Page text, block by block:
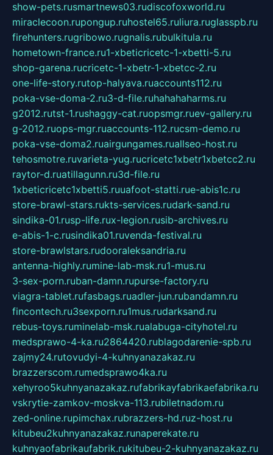
show-pets.rusmartnews03.rudiscofoxworld.ru
miraclecoon.rupongup.ruhostel65.ruliura.ruglasspb.ru
firehunters.rugribowo.rugnalis.rubulkitula.ru
hometown-france.ru1-xbeticricetc-1-xbetti-5.ru
shop-garena.rucricetc-1-xbetr-1-xbetcc-2.ru
one-life-story.rutop-halyava.ruaccounts112.ru
poka-vse-doma-2.ru3-d-file.ruhahahaharms.ru
g2012.rutst-1.rushaggy-cat.ruopsmgr.ruev-gallery.ru
g-2012.ruops-mgr.ruaccounts-112.rucsm-demo.ru
poka-vse-doma2.ruairgungames.ruallseo-host.ru
tehosmotre.ruvarieta-yug.rucricetc1xbetr1xbetcc2.ru
raytor-d.ruatillagunn.ru3d-file.ru
1xbeticricetc1xbetti5.ruuafoot-statti.rue-abis1c.ru
store-brawl-stars.rukts-services.rudark-sand.ru
sindika-01.rusp-life.rux-legion.rusib-archives.ru
e-abis-1-c.rusindika01.ruvenda-festival.ru
store-brawlstars.rudooraleksandria.ru
antenna-highly.rumine-lab-msk.ru1-mus.ru
3-sex-porn.ruban-damn.rupurse-factory.ru
viagra-tablet.rufasbags.ruadler-jun.rubandamn.ru
fincontech.ru3sexporn.ru1mus.rudarksand.ru
rebus-toys.ruminelab-msk.rualabuga-cityhotel.ru
medsprawo-4-ka.ru2864420.rublagodarenie-spb.ru
zajmy24.rutovudyi-4-kuhnyanazakaz.ru
brazzerscom.rumedsprawo4ka.ru
xehyroo5kuhnyanazakaz.rufabrikayfabrikaefabrika.ru
vskrytie-zamkov-moskva-113.rubiletnadom.ru
zed-online.rupimchax.rubrazzers-hd.ruz-host.ru
kitubeu2kuhnyanazakaz.runaperekate.ru
kuhnyaofabrikaufabrik.rukitubeu-2-kuhnyanazakaz.ru